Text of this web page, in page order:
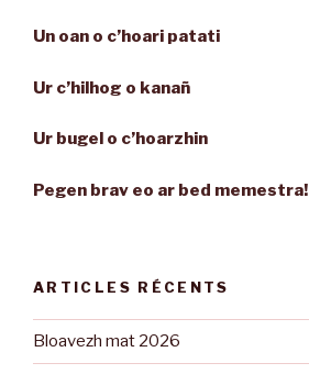
Un oan o c’hoari patati
Ur c’hilhog o kanañ
Ur bugel o c’hoarzhin
Pegen brav eo ar bed memestra!
ARTICLES RÉCENTS
Bloavezh mat 2026